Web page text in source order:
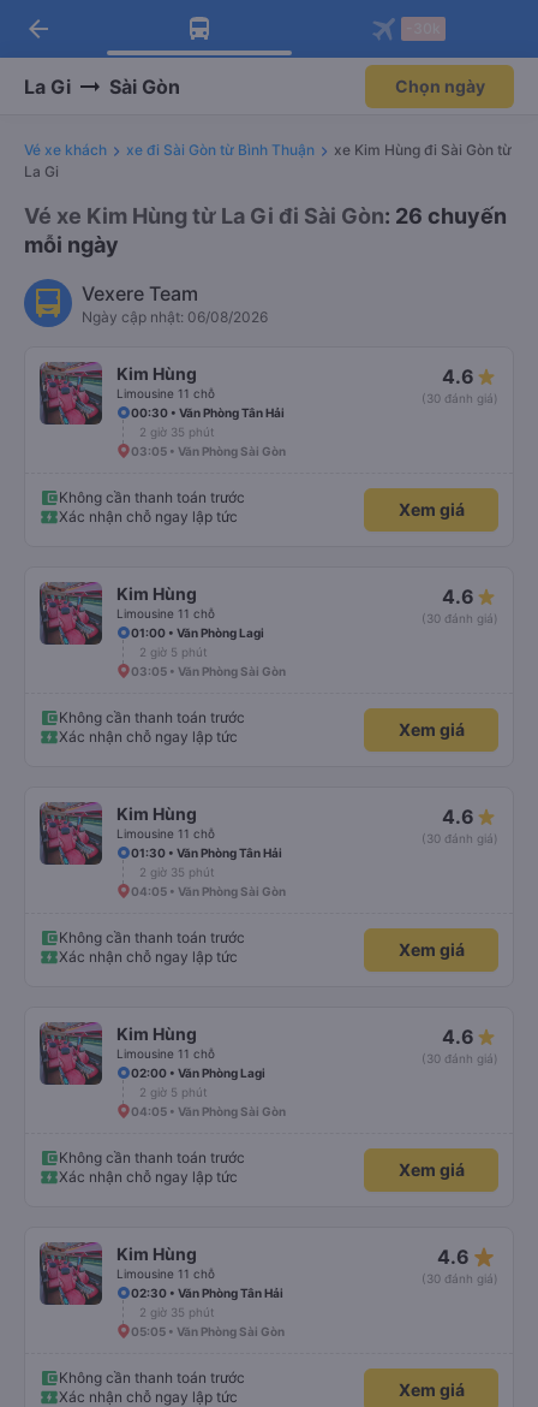
Tải app Vexere ngay!
Nhận ưu đãi thành viên độc
Mở app
Tải app Vexere
-30k/ghế khi đặt vé máy bay qua
Mở app
arrow_back
La Gi Sài Gòn Chọn ngày
Vé xe khách xe đi Sài Gòn từ Bình Thuận
xe Kim Hùng đi Sài Gòn từ
La Gi
Vé xe Kim Hùng từ La Gi đi Sài Gòn: 26 chuyến
mỗi ngày
Vexere Team
Ngày cập nhật: 06/08/2026
Kim Hùng
Limousine 11 chỗ
4.6
(30 đánh giá)
00:30 • Văn Phòng Tân Hải
2 giờ 35 phút
03:05 • Văn Phòng Sài Gòn
Không cần thanh toán trước
Xác nhận chỗ ngay lập tức
Xem giá
Kim Hùng
Limousine 11 chỗ
4.6
(30 đánh giá)
01:00 • Văn Phòng Lagi
2 giờ 5 phút
03:05 • Văn Phòng Sài Gòn
Không cần thanh toán trước
Xác nhận chỗ ngay lập tức
Xem giá
Kim Hùng
Limousine 11 chỗ
4.6
(30 đánh giá)
01:30 • Văn Phòng Tân Hải
2 giờ 35 phút
04:05 • Văn Phòng Sài Gòn
Không cần thanh toán trước
Xác nhận chỗ ngay lập tức
Xem giá
Kim Hùng
Limousine 11 chỗ
4.6
(30 đánh giá)
02:00 • Văn Phòng Lagi
2 giờ 5 phút
04:05 • Văn Phòng Sài Gòn
Không cần thanh toán trước
Xác nhận chỗ ngay lập tức
Xem giá
Kim Hùng
Limousine 11 chỗ
4.6 star_rate
(30 đánh giá)
02:30 • Văn Phòng Tân Hải
2 giờ 35 phút
05:05 • Văn Phòng Sài Gòn
Không cần thanh toán trước
Xác nhận chỗ ngay lập tức
Xem giá